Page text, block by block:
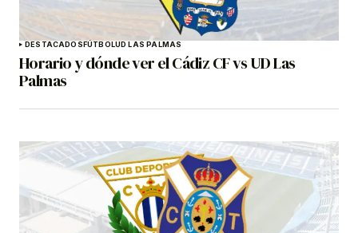
DESTACADOSFÚTBOLUD LAS PALMAS
Horario y dónde ver el Cádiz CF vs UD Las
Palmas